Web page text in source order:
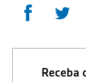
Receba